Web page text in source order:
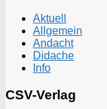
Aktuell
Allgemein
Andacht
Didache
Info
CSV-Verlag